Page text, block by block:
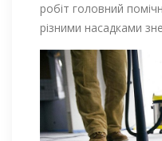
робіт головний
різними насадками